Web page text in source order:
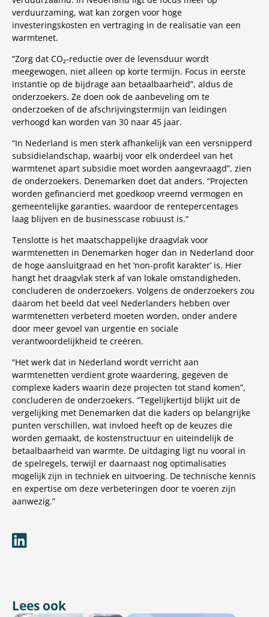
verduurzaming, wat kan zorgen voor hoge
investeringskosten en vertraging in de realisatie van een
warmtenet.
“Zorg dat CO₂-reductie over de levensduur wordt
meegewogen, niet alleen op korte termijn. Focus in eerste
instantie op de bijdrage aan betaalbaarheid”, aldus de
onderzoekers. Ze doen ook de aanbeveling om te
onderzoeken of de afschrijvingstermijn van leidingen
verhoogd kan worden van 30 naar 45 jaar.
“In Nederland is men sterk afhankelijk van een versnipperd
subsidielandschap, waarbij voor elk onderdeel van het
warmtenet apart subsidie moet worden aangevraagd”, zien
de onderzoekers. Denemarken doet dat anders. “Projecten
worden gefinancierd met goedkoop vreemd vermogen en
gemeentelijke garanties, waardoor de rentepercentages
laag blijven en de businesscase robuust is.”
Tenslotte is het maatschappelijke draagvlak voor
warmtenetten in Denemarken hoger dan in Nederland door
de hoge aansluitgraad en het ‘non-profit karakter’ is. Hier
hangt het draagvlak sterk af van lokale omstandigheden,
concluderen de onderzoekers. Volgens de onderzoekers zou
daarom het beeld dat veel Nederlanders hebben over
warmtenetten verbeterd moeten worden, onder andere
door meer gevoel van urgentie en sociale
verantwoordelijkheid te creëren.
“Het werk dat in Nederland wordt verricht aan
warmtenetten verdient grote waardering, gegeven de
complexe kaders waarin deze projecten tot stand komen”,
concluderen de onderzoekers. “Tegelijkertijd blijkt uit de
vergelijking met Denemarken dat die kaders op belangrijke
punten verschillen, wat invloed heeft op de keuzes die
worden gemaakt, de kostenstructuur en uiteindelijk de
betaalbaarheid van warmte. De uitdaging ligt nu vooral in
de spelregels, terwijl er daarnaast nog optimalisaties
mogelijk zijn in techniek en uitvoering. De technische kennis
en expertise om deze verbeteringen door te voeren zijn
aanwezig.”
Lees ook